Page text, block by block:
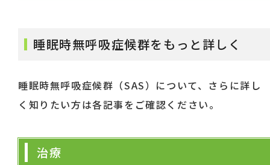
睡眠時無呼吸症候群をもっと詳しく
睡眠時無呼吸症候群（SAS）について、さらに詳し
く知りたい方は各記事をご確認ください。
治療